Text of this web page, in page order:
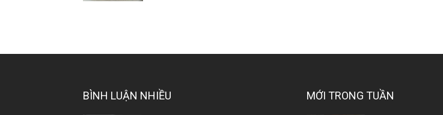
BÌNH LUẬN NHIỀU MỚI TRONG TUẦN